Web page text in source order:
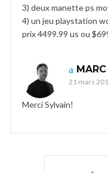
3) deux manette ps
4) un jeu playstation
prix 4499.99 us ou
21 mars
Merci Sylvain!